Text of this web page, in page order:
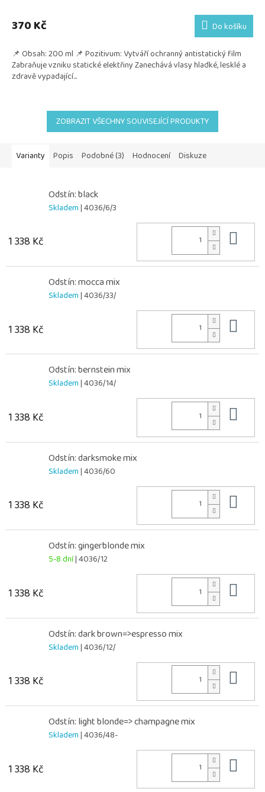
370 Kč Do košíku
📌 Obsah: 200 ml 📌 Pozitivum: Vytváří ochranný antistatický film
Zabraňuje vzniku statické elektřiny Zanechává vlasy hladké, lesklé a
zdravě vypadající...
ZOBRAZIT VŠECHNY SOUVISEJÍCÍ PRODUKTY
Varianty Popis Podobné (3) Hodnocení Diskuze
Odstín: black
Skladem| 4036/6/3
1 338 Kč
Odstín: mocca mix
Skladem| 4036/33/
1 338 Kč
Odstín: bernstein mix
Skladem| 4036/14/
1 338 Kč
Odstín: darksmoke mix
Skladem| 4036/60
1 338 Kč
Odstín: gingerblonde mix
5-8 dní| 4036/12
1 338 Kč
Odstín: dark brown=>espresso mix
Skladem| 4036/12/
1 338 Kč
Odstín: light blonde=> champagne mix
Skladem| 4036/48-
1 338 Kč